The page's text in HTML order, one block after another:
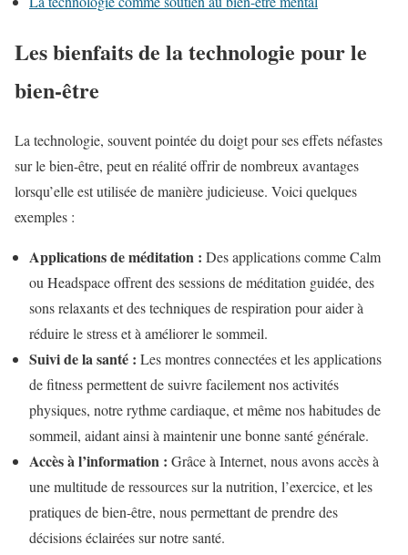
Les bienfaits de la technologie pour le
bien-être
La technologie, souvent pointée du doigt pour ses effets néfastes
sur le bien-être, peut en réalité offrir de nombreux avantages
lorsqu’elle est utilisée de manière judicieuse. Voici quelques
exemples :
Applications de méditation : Des applications comme Calm
ou Headspace offrent des sessions de méditation guidée, des
sons relaxants et des techniques de respiration pour aider à
réduire le stress et à améliorer le sommeil.
Suivi de la santé : Les montres connectées et les applications
de fitness permettent de suivre facilement nos activités
physiques, notre rythme cardiaque, et même nos habitudes de
sommeil, aidant ainsi à maintenir une bonne santé générale.
Accès à l’information : Grâce à Internet, nous avons accès à
une multitude de ressources sur la nutrition, l’exercice, et les
pratiques de bien-être, nous permettant de prendre des
décisions éclairées sur notre santé.